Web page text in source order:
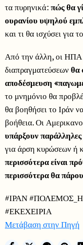
τα πυρηνικά: πώς θα
ουρανίου υψηλού
και τι θα ισχύσει για
Από την άλλη, οι ΗΠΑ
διαπραγματεύσεωνθα
αποδέσμευση
το μνημόνιο θα
θα βοηθήσει το Ιράν
βοήθεια. Οι
υπάρξουν
για άρση κυρώσεων ή
περισσότερα είναι
περισσότερα θα
#ΙΡΑΝ
#ΕΚΕΧΕΙΡΙΑ
Μετάβαση στην Πηγή